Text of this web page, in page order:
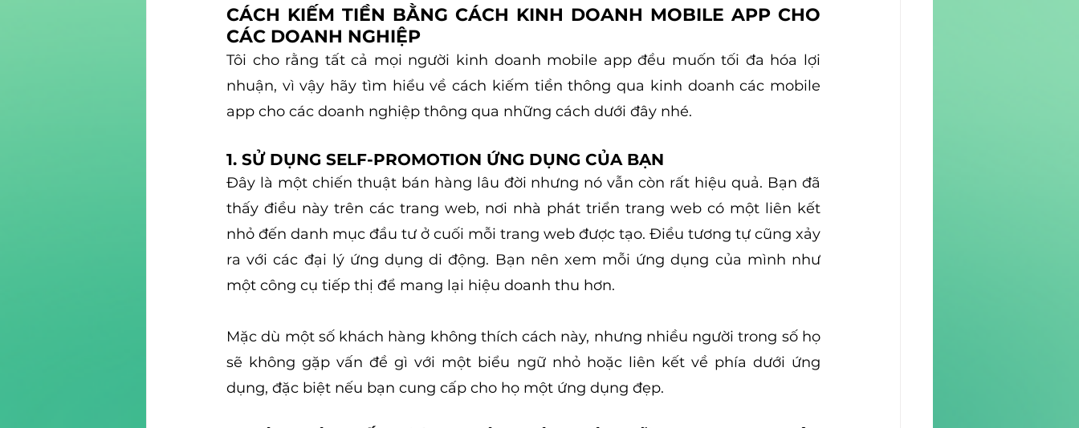
CÁCH KIẾM TIỀN BẰNG CÁCH KINH DOANH MOBILE APP CHO
CÁC DOANH NGHIỆP
Tôi cho rằng tất cả mọi người kinh doanh mobile app đều muốn tối đa hóa lợi
nhuận, vì vậy hãy tìm hiểu về cách kiếm tiền thông qua kinh doanh các mobile
app cho các doanh nghiệp thông qua những cách dưới đây nhé.
1. SỬ DỤNG SELF-PROMOTION ỨNG DỤNG CỦA BẠN
Đây là một chiến thuật bán hàng lâu đời nhưng nó vẫn còn rất hiệu quả. Bạn đã
thấy điều này trên các trang web, nơi nhà phát triển trang web có một liên kết
nhỏ đến danh mục đầu tư ở cuối mỗi trang web được tạo. Điều tương tự cũng xảy
ra với các đại lý ứng dụng di động. Bạn nên xem mỗi ứng dụng của mình như
một công cụ tiếp thị để mang lại hiệu doanh thu hơn.
Mặc dù một số khách hàng không thích cách này, nhưng nhiều người trong số họ
sẽ không gặp vấn đề gì với một biểu ngữ nhỏ hoặc liên kết về phía dưới ứng
dụng, đặc biệt nếu bạn cung cấp cho họ một ứng dụng đẹp.